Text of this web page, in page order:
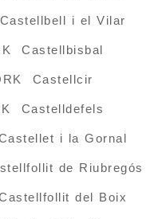
i el Vilar
Castellbisbal
Castellcir
Castelldefels
i la Gornal
de Riubregós
del Boix